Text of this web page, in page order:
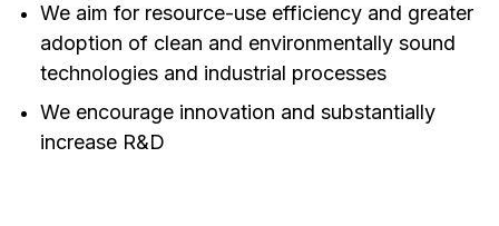
We aim for resource-use efficiency and greater
adoption of clean and environmentally sound
technologies and industrial processes
We encourage innovation and substantially
increase R&D